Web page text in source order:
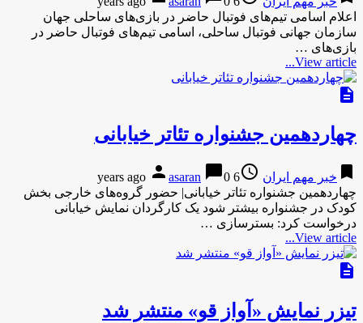
اعلام اسامی تیم‌های فوتبال حاضر در بازی‌های ساحلی جهان
سازمان جهانی فوتبال ساحلی، اسامی تیم‌های فوتبال حاضر در
بازی‌های …
View article...
description
چهاردهمین جشنواره تئاتر خیابانی
bookmark خبر مهم ایران access_time
6 years ago
person asaran chat_bubble0
چهاردهمین جشنواره تئاتر خیابانی| حضور گروه‌های خارجی بخش
کودک در جشنواره بیشتر شود یک کارگردان نمایش خیابانی
درخواست کرد: بسترسازی …
View article...
description
تیزر نمایش «آواز قو» منتشر شد